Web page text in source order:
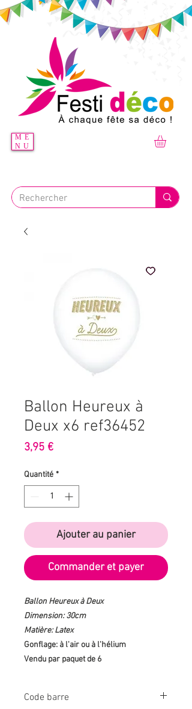
ME
NU
Ballon Heureux à
Deux x6 ref36452
3,95 €Prix
Quantité *
Ajouter au panier
Commander et payer
Ballon Heureux à Deux
Dimension: 30cm
Matière: Latex
Gonflage: à l'air ou à l'hélium
Vendu par paquet de 6
Code barre